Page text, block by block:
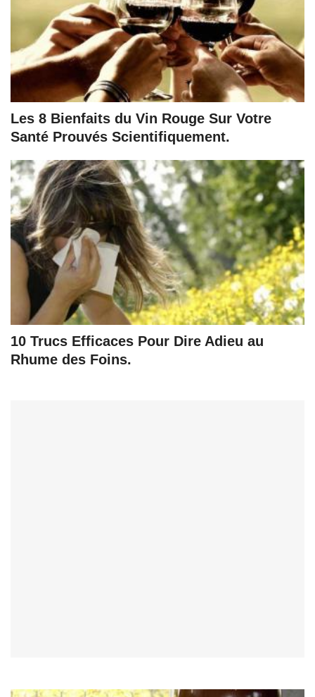
Les 8 Bienfaits du Vin Rouge Sur Votre
Santé Prouvés Scientifiquement.
10 Trucs Efficaces Pour Dire Adieu au
Rhume des Foins.